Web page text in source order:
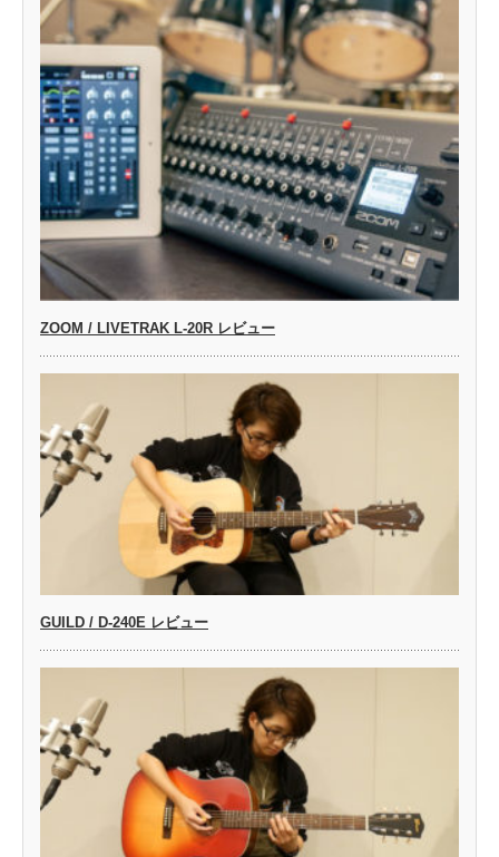
ZOOM / LIVETRAK L-20R レビュー
GUILD / D-240E レビュー